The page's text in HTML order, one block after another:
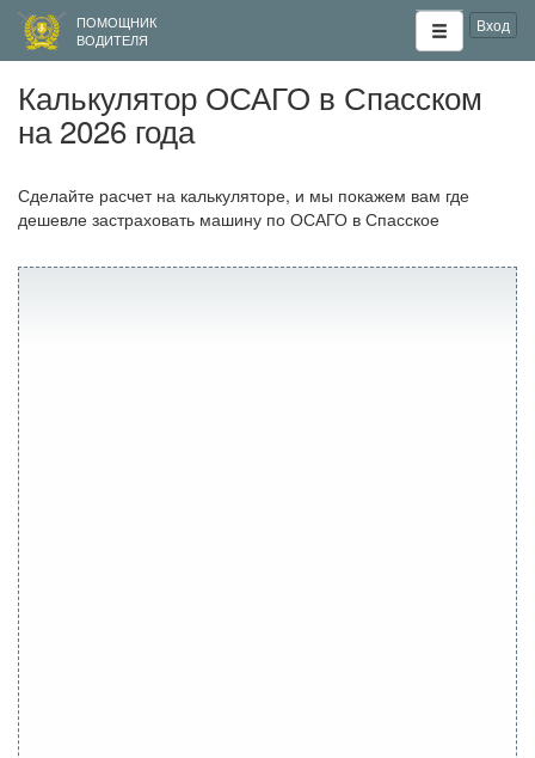
ПОМОЩНИК
ВОДИТЕЛЯ
Вход
Калькулятор ОСАГО в Спасском
на 2026 года
Сделайте расчет на калькуляторе, и мы покажем вам где
дешевле застраховать машину по ОСАГО в Спасское